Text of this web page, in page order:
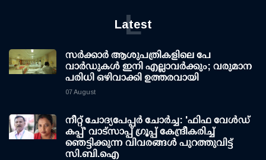
Latest
L
സര്‍ക്കാര്‍ ആശുപത്രികളിലെ പേ
വാര്‍ഡുകള്‍ ഇനി എല്ലാവര്‍ക്കും; വരുമാന
പരിധി ഒഴിവാക്കി ഉത്തരവായി
07 August
നീറ്റ് ചോദ്യപേപ്പര്‍ ചോര്‍ച്ച: 'ഫിഫ വേള്‍ഡ്
കപ്പ്' വാട്സാപ്പ് ഗ്രൂപ്പ് കേന്ദ്രീകരിച്ച്
ഞെട്ടിക്കുന്ന വിവരങ്ങള്‍ പുറത്തുവിട്ട്
സി.ബി.ഐ